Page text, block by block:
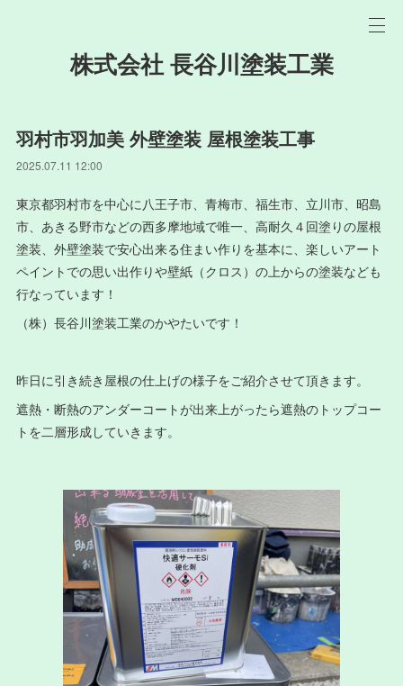
株式会社 長谷川塗装工業
羽村市羽加美 外壁塗装 屋根塗装工事
2025.07.11 12:00
東京都羽村市を中心に八王子市、青梅市、福生市、立川市、昭島
市、あきる野市などの西多摩地域で唯一、高耐久４回塗りの屋根
塗装、外壁塗装で安心出来る住まい作りを基本に、楽しいアート
ペイントでの思い出作りや壁紙（クロス）の上からの塗装なども
行なっています！
（株）長谷川塗装工業のかやたいです！
昨日に引き続き屋根の仕上げの様子をご紹介させて頂きます。
遮熱・断熱のアンダーコートが出来上がったら遮熱のトップコー
トを二層形成していきます。